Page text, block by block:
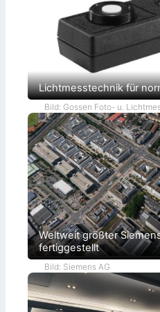
Lichtmesstechnik für
Bild: Gossen Foto- u.
Weltweit größter
fertiggestellt
Bild: Siemens AG